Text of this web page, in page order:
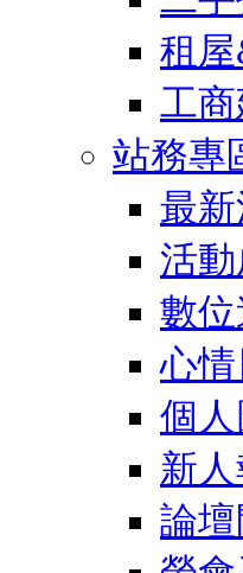
租
工
站務專
最
活
數
心
個
新
論